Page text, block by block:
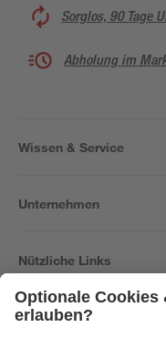
Sorglos, 90 Tage
Abholung im
Wissen & Service
Unternehmen
Nützliche Links